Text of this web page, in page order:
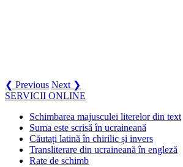
❮ Previous Next ❯
SERVICII ONLINE
Schimbarea majusculei literelor din text
Suma este scrisă în ucraineană
Căutați latină în chirilic și invers
Transliterare din ucraineană în engleză
Rate de schimb